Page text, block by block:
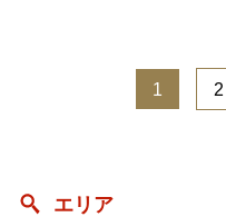
1 2
エリア